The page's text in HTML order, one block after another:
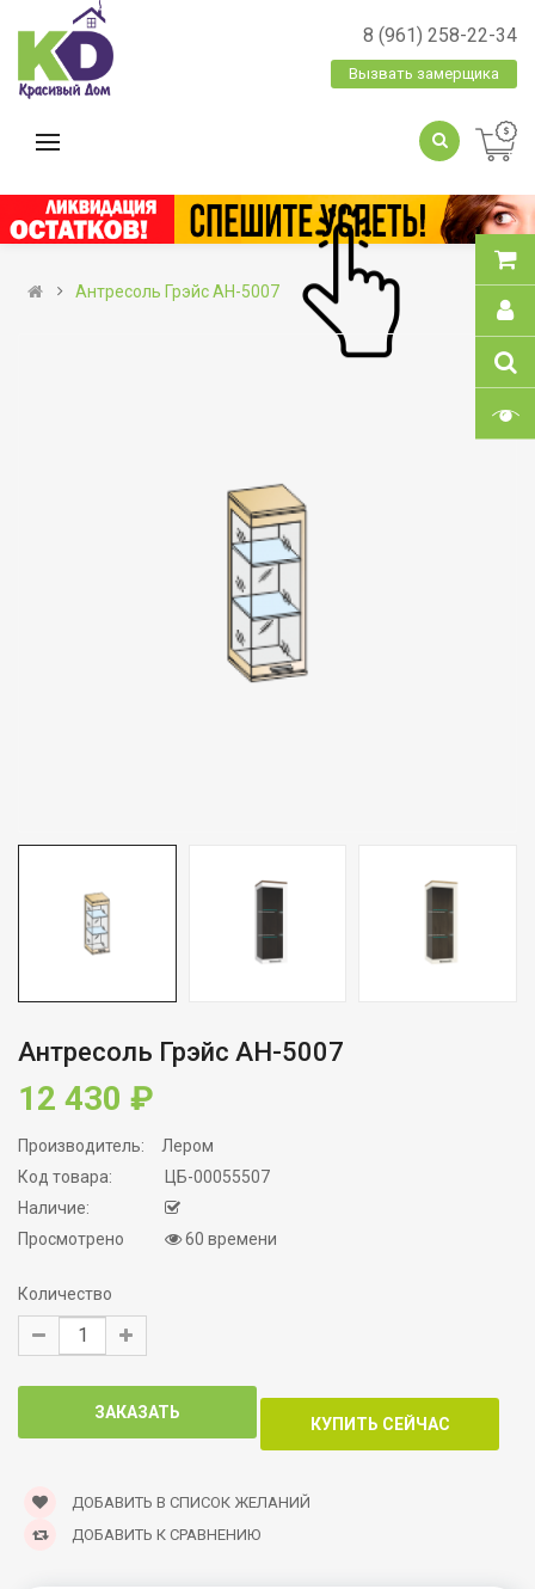
8 (961) 258-22-34
Вызвать замерщика
Антресоль Грэйс АН-5007
Антресоль Грэйс АН-5007
12 430 ₽
Производитель:
Лером
Код товара:
ЦБ-00055507
Наличие:
Просмотрено
60 времени
Количество
ДОБАВИТЬ В СПИСОК ЖЕЛАНИЙ
ДОБАВИТЬ К СРАВНЕНИЮ